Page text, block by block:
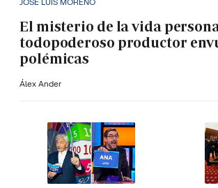
El misterio de la vida
todopoderoso productor
polémicas
Álex Ander